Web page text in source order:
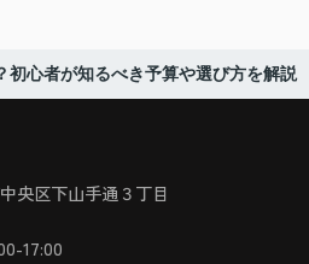
初心者が知るべき予算や選び方を解説
央区下山手通３丁目
17:00